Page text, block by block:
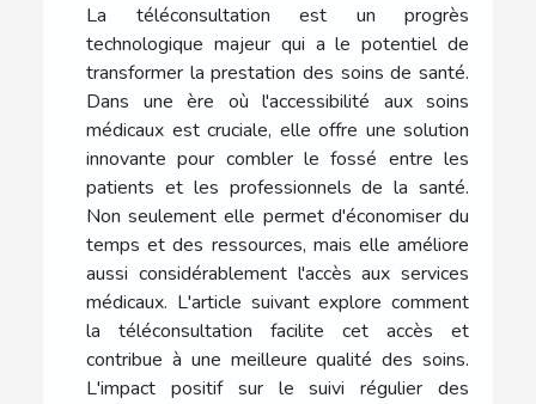
La téléconsultation est un progrès
technologique majeur qui a le potentiel de
transformer la prestation des soins de santé.
Dans une ère où l'accessibilité aux soins
médicaux est cruciale, elle offre une solution
innovante pour combler le fossé entre les
patients et les professionnels de la santé.
Non seulement elle permet d'économiser du
temps et des ressources, mais elle améliore
aussi considérablement l'accès aux services
médicaux. L'article suivant explore comment
la téléconsultation facilite cet accès et
contribue à une meilleure qualité des soins.
L'impact positif sur le suivi régulier des